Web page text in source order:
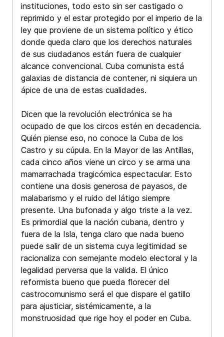
instituciones, todo esto sin ser castigado o
reprimido y el estar protegido por el imperio de la
ley que proviene de un sistema político y ético
donde queda claro que los derechos naturales
de sus ciudadanos están fuera de cualquier
alcance convencional. Cuba comunista está
galaxias de distancia de contener, ni siquiera un
ápice de una de estas cualidades.
Dicen que la revolución electrónica se ha
ocupado de que los circos estén en decadencia.
Quién piense eso, no conoce la Cuba de los
Castro y su cúpula. En la Mayor de las Antillas,
cada cinco años viene un circo y se arma una
mamarrachada tragicómica espectacular. Esto
contiene una dosis generosa de payasos, de
malabarismo y el ruido del látigo siempre
presente. Una bufonada y algo triste a la vez.
Es primordial que la nación cubana, dentro y
fuera de la Isla, tenga claro que nada bueno
puede salir de un sistema cuya legitimidad se
racionaliza con semejante modelo electoral y la
legalidad perversa que la valida. El único
reformista bueno que pueda florecer del
castrocomunismo será el que dispare el gatillo
para ajusticiar, sistémicamente, a la
monstruosidad que rige hoy el poder en Cuba.